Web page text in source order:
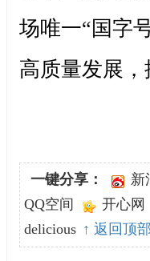
场唯一“国字
高质量发展
一键分享： 新
QQ空间
开心网
delicious ↑ 返回顶部